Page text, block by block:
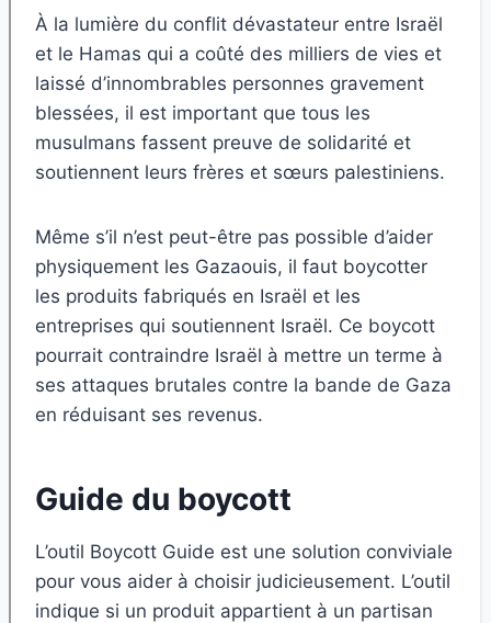
À la lumière du conflit dévastateur entre Israël
et le Hamas qui a coûté des milliers de vies et
laissé d’innombrables personnes gravement
blessées, il est important que tous les
musulmans fassent preuve de solidarité et
soutiennent leurs frères et sœurs palestiniens.
Même s’il n’est peut-être pas possible d’aider
physiquement les Gazaouis, il faut boycotter
les produits fabriqués en Israël et les
entreprises qui soutiennent Israël. Ce boycott
pourrait contraindre Israël à mettre un terme à
ses attaques brutales contre la bande de Gaza
en réduisant ses revenus.
Guide du boycott
L’outil Boycott Guide est une solution conviviale
pour vous aider à choisir judicieusement. L’outil
indique si un produit appartient à un partisan